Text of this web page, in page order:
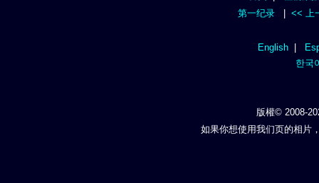
第一纪录| << 上
English|
한국
版權© 2008-
如果你想使用我们页的相片